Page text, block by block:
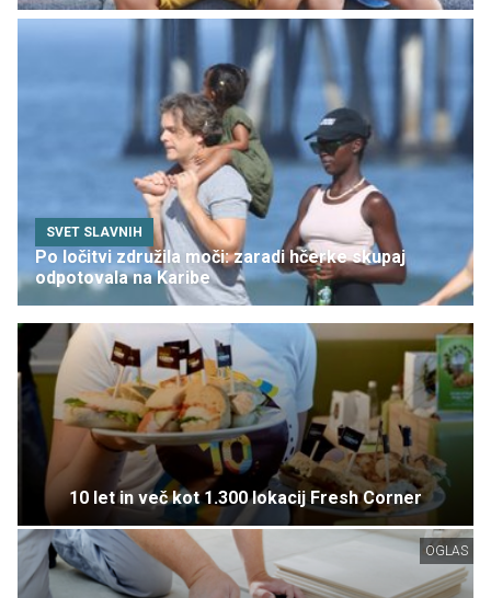
SVET SLAVNIH
Po ločitvi združila moči: zaradi hčerke skupaj
odpotovala na Karibe
10 let in več kot 1.300 lokacij Fresh Corner
OGLAS